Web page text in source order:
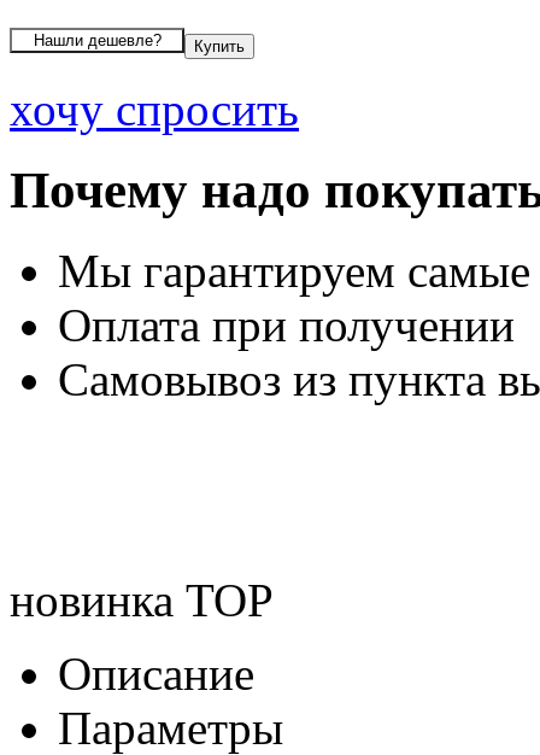
хочу спросить
Почему надо
Мы гарантируем
Оплата при получении
Самовывоз из пункта
новинка TOP
Описание
Параметры